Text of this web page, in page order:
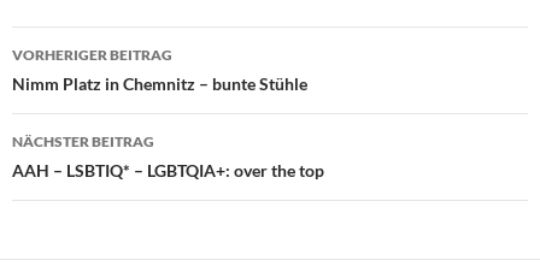
Beitragsnavigation
VORHERIGER BEITRAG
Nimm Platz in Chemnitz – bunte Stühle
NÄCHSTER BEITRAG
AAH – LSBTIQ* – LGBTQIA+: over the top